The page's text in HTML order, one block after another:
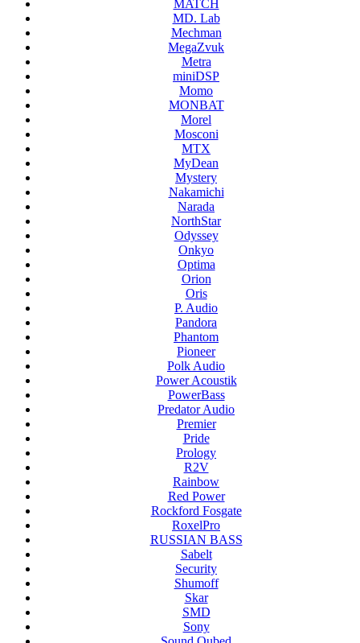
MATCH
MD. Lab
Mechman
MegaZvuk
Metra
miniDSP
Momo
MONBAT
Morel
Mosconi
MTX
MyDean
Mystery
Nakamichi
Narada
NorthStar
Odyssey
Onkyo
Optima
Orion
Oris
P. Audio
Pandora
Phantom
Pioneer
Polk Audio
Power Acoustik
PowerBass
Predator Audio
Premier
Pride
Prology
R2V
Rainbow
Red Power
Rockford Fosgate
RoxelPro
RUSSIAN BASS
Sabelt
Security
Shumoff
Skar
SMD
Sony